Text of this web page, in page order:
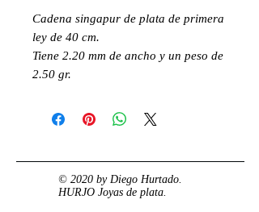
Cadena singapur de plata de primera
ley de 40 cm.
Tiene 2.20 mm de ancho y un peso de
2.50 gr.
© 2020 by Diego Hurtado.
HURJO Joyas de plata.